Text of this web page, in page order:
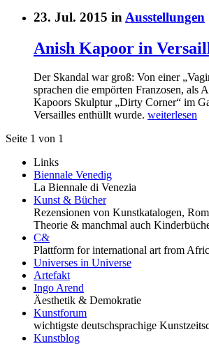
23. Jul. 2015 in Ausstellungen
Anish Kapoor in
Der Skandal war groß: Von einer
sprachen die empörten Franzosen, als
Kapoors Skulptur „Dirty Corner“ im
Versailles enthüllt wurde. weiterlesen
Seite 1 von 1
Links
Biennale Venedig
La Biennale di Venezia
Kunst & Bücher
Rezensionen von Kunstkatalogen,
Theorie & manchmal auch
C&
Plattform for international art from
Universes in Universe
Artefakt
Ingo Arend
Äesthetik & Demokratie
Kunstforum
wichtigste deutschsprachige
Kunstblog